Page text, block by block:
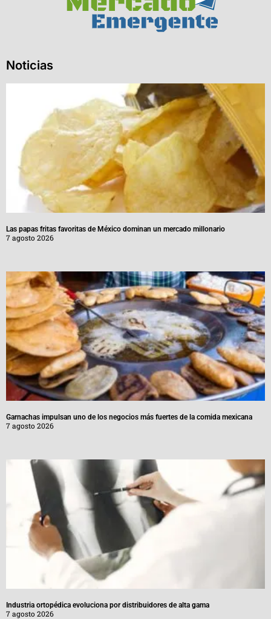
Noticias
Las papas fritas favoritas de México dominan un mercado millonario
7 agosto 2026
Garnachas impulsan uno de los negocios más fuertes de la comida mexicana
7 agosto 2026
Industria ortopédica evoluciona por distribuidores de alta gama
7 agosto 2026